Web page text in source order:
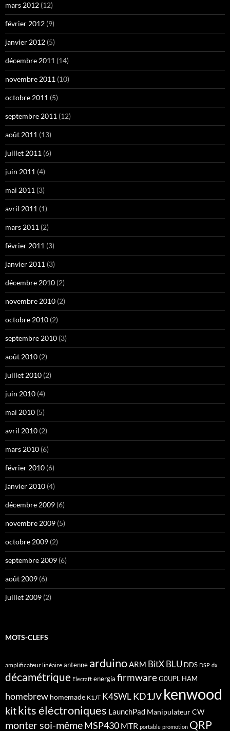
mars 2012 (12)
février 2012 (9)
janvier 2012 (5)
décembre 2011 (14)
novembre 2011 (10)
octobre 2011 (5)
septembre 2011 (12)
août 2011 (13)
juillet 2011 (6)
juin 2011 (4)
mai 2011 (3)
avril 2011 (1)
mars 2011 (2)
février 2011 (3)
janvier 2011 (3)
décembre 2010 (2)
novembre 2010 (2)
octobre 2010 (2)
septembre 2010 (3)
août 2010 (2)
juillet 2010 (2)
juin 2010 (4)
mai 2010 (5)
avril 2010 (2)
mars 2010 (6)
février 2010 (6)
janvier 2010 (4)
décembre 2009 (6)
novembre 2009 (5)
octobre 2009 (2)
septembre 2009 (6)
août 2009 (6)
juillet 2009 (2)
MOTS-CLEFS
amplificateur linéaire antenne arduinoARM BitX BLU DDS DSP dx
décamétrique Elecraft energia firmwareG0UPL HAM
homebrew homemade K1JT K4SWL KD1JV kenwood
kitkits éléctroniques LaunchPad Manipulateur CW
monter soi-mêmeMSP430 MTR portable promotion QRP